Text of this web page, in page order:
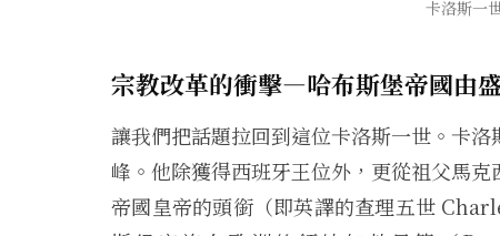
卡洛斯一
宗教改革的衝擊—哈布斯堡帝國由
讓我們把話題拉回到這位卡洛斯一世。卡
峰。他除獲得西班牙王位外，更從祖父馬
帝國皇帝的頭銜（即英譯的查理五世